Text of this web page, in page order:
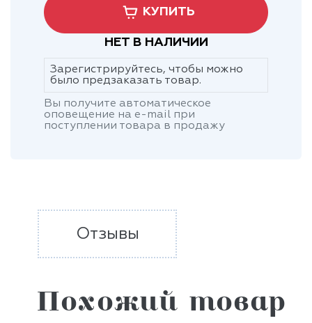
КУПИТЬ
НЕТ В НАЛИЧИИ
Зарегистрируйтесь, чтобы можно
было предзаказать товар.
Вы получите автоматическое
оповещение на e-mail при
поступлении товара в продажу
Отзывы
Похожий товар